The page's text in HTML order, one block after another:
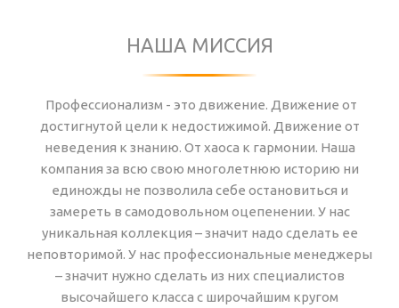
НАША МИССИЯ
Профессионализм - это движение. Движение от
достигнутой цели к недостижимой. Движение от
неведения к знанию. От хаоса к гармонии. Наша
компания за всю свою многолетнюю историю ни
единожды не позволила себе остановиться и
замереть в самодовольном оцепенении. У нас
уникальная коллекция – значит надо сделать ее
неповторимой. У нас профессиональные менеджеры
– значит нужно сделать из них специалистов
высочайшего класса с широчайшим кругом